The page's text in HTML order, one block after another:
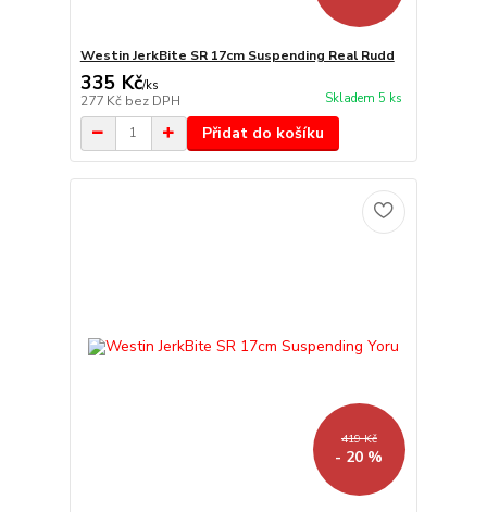
Westin JerkBite SR 17cm Suspending Real Rudd
335 Kč/ks
277 Kč bez DPH Skladem 5 ks
Přidat do košíku
419 Kč
- 20 %